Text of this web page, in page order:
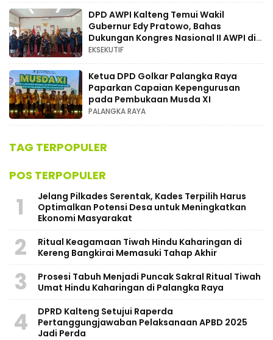
DPD AWPI Kalteng Temui Wakil
Gubernur Edy Pratowo, Bahas
Dukungan Kongres Nasional II AWPI di
Kalimantan Tengah
EKSEKUTIF
Ketua DPD Golkar Palangka Raya
Paparkan Capaian Kepengurusan
pada Pembukaan Musda XI
PALANGKA RAYA
TAG TERPOPULER
POS TERPOPULER
1
Jelang Pilkades Serentak, Kades Terpilih Harus
Optimalkan Potensi Desa untuk Meningkatkan
Ekonomi Masyarakat
2
Ritual Keagamaan Tiwah Hindu Kaharingan di
Kereng Bangkirai Memasuki Tahap Akhir
3
Prosesi Tabuh Menjadi Puncak Sakral Ritual Tiwah
Umat Hindu Kaharingan di Palangka Raya
4
​DPRD Kalteng Setujui Raperda
Pertanggungjawaban Pelaksanaan APBD 2025
Jadi Perda